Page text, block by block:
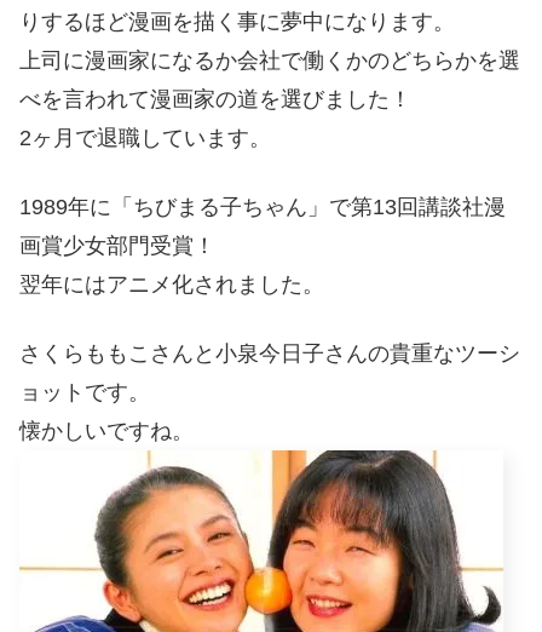
りするほど漫画を描く事に夢中になります。
上司に漫画家になるか会社で働くかのどちらかを選
べを言われて漫画家の道を選びました！
2ヶ月で退職しています。
1989年に「ちびまる子ちゃん」で第13回講談社漫
画賞少女部門受賞！
翌年にはアニメ化されました。
さくらももこさんと小泉今日子さんの貴重なツーシ
ョットです。
懐かしいですね。